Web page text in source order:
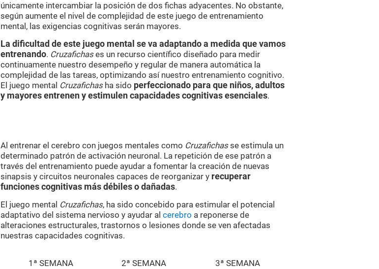
únicamente intercambiar la posición de dos fichas adyacentes. No obstante,
según aumente el nivel de complejidad de este juego de entrenamiento
mental, las exigencias cognitivas serán mayores.
La dificultad de este juego mental se va adaptando a medida que vamos
entrenando. Cruzafichases un recurso científico diseñado para medir
continuamente nuestro desempeño y regular de manera automática la
complejidad de las tareas, optimizando así nuestro entrenamiento cognitivo.
El juego mental Cruzafichasha sido perfeccionado para que niños, adultos
y mayores entrenen y estimulen capacidades cognitivas esenciales.
Al entrenar el cerebro con juegos mentales como Cruzafichasse estimula un
determinado patrón de activación neuronal. La repetición de ese patrón a
través del entrenamiento puede ayudar a fomentar la creación de nuevas
sinapsis y circuitos neuronales capaces de reorganizar y recuperar
funciones cognitivas más débiles o dañadas.
El juego mental Cruzafichas, ha sido concebido para estimular el potencial
adaptativo del sistema nervioso y ayudar al cerebro a reponerse de
alteraciones estructurales, trastornos o lesiones donde se ven afectadas
nuestras capacidades cognitivas.
1ª SEMANA 2ª SEMANA 3ª SEMANA